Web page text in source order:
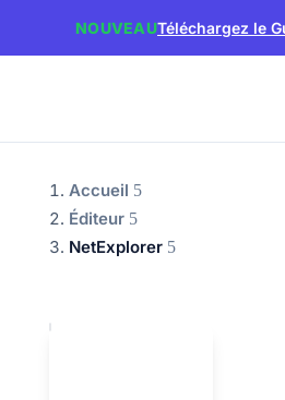
NOUVEAUTéléchargez le
Accueil
Éditeur
NetExplorer